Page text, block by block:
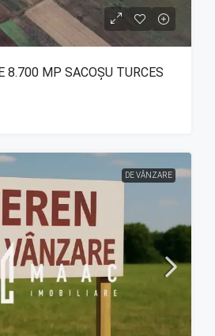
8.700 MP SACOȘU TURCES
DE VÂNZARE